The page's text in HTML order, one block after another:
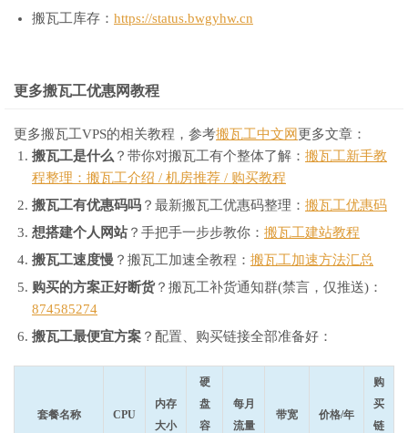
搬瓦工库存： https://status.bwgyhw.cn
更多搬瓦工优惠网教程
更多搬瓦工VPS的相关教程，参考搬瓦工中文网 更多文章：
搬瓦工是什么 ？带你对搬瓦工有个整体了解： 搬瓦工新手教
程整理：搬瓦工介绍 / 机房推荐 / 购买教程
搬瓦工有优惠码吗 ？最新搬瓦工优惠码整理： 搬瓦工优惠码
想搭建个人网站？手把手一步步教你： 搬瓦工建站教程
搬瓦工速度慢 ？搬瓦工加速全教程： 搬瓦工加速方法汇总
购买的方案正好断货？搬瓦工补货通知群(禁言，仅推送)：
874585274
搬瓦工最便宜方案 ？配置、购买链接全部准备好：
套餐名称 CPU
内存
大小
硬
盘
容
每月
流量
带宽 价格/年
购
买
链